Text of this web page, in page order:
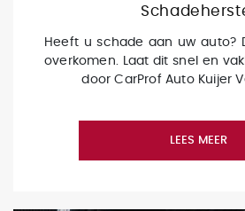
Heeft u schade aan uw auto?
overkomen. Laat dit snel en
door CarProf Auto Kuijer
LEES MEER